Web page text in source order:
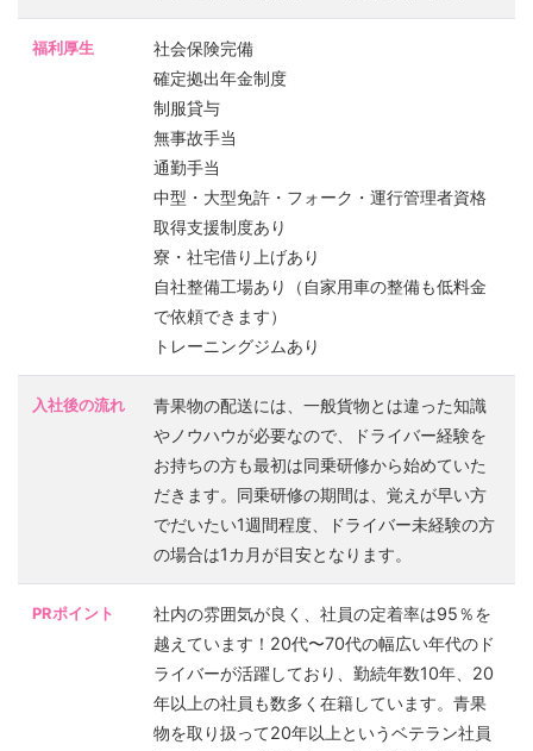
福利厚生
社会保険完備
確定拠出年金制度
制服貸与
無事故手当
通勤手当
中型・大型免許・フォーク・運行管理者資格
取得支援制度あり
寮・社宅借り上げあり
自社整備工場あり（自家用車の整備も低料金
で依頼できます）
トレーニングジムあり
入社後の流れ
青果物の配送には、一般貨物とは違った知識
やノウハウが必要なので、ドライバー経験を
お持ちの方も最初は同乗研修から始めていた
だきます。同乗研修の期間は、覚えが早い方
でだいたい1週間程度、ドライバー未経験の方
の場合は1カ月が目安となります。
PRポイント
社内の雰囲気が良く、社員の定着率は95％を
越えています！20代〜70代の幅広い年代のド
ライバーが活躍しており、勤続年数10年、20
年以上の社員も数多く在籍しています。青果
物を取り扱って20年以上というベテラン社員